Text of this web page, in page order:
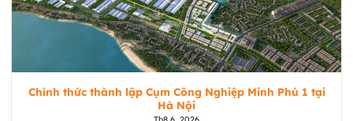
Chính thức thành lập Cụm Công Nghiệp Minh Phú 1 tại
Hà Nội